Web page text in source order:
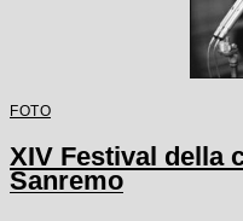
FOTO
XIV Festival della
Sanremo